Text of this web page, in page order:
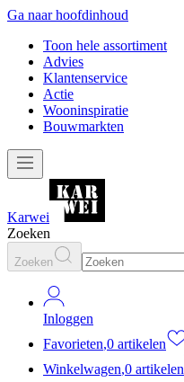
Ga naar hoofdinhoud
Toon hele assortiment
Advies
Klantenservice
Actie
Wooninspiratie
Bouwmarkten
Karwei
Zoeken
Zoeken
Inloggen
Favorieten,0 artikelen
Winkelwagen,0 artikelen